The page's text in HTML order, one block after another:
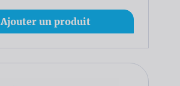
Ajouter un produit